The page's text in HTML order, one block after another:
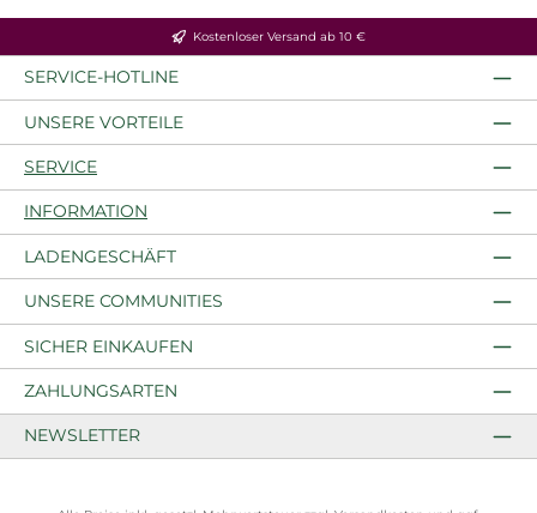
Kostenloser Versand ab 10 €
SERVICE-HOTLINE
UNSERE VORTEILE
SERVICE
INFORMATION
LADENGESCHÄFT
UNSERE COMMUNITIES
SICHER EINKAUFEN
ZAHLUNGSARTEN
NEWSLETTER